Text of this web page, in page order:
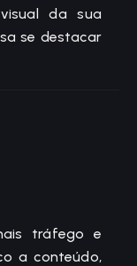
da sua
se destacar
tráfego e
a conteúdo,